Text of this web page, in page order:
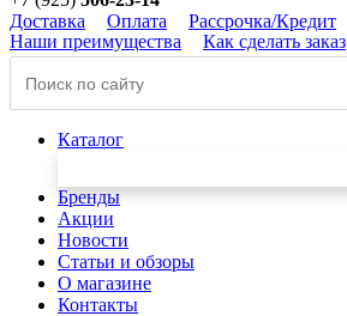
Доставка
Оплата Рассрочка/Кредит
Наши преимущества
Как сделать заказ
Каталог
Бренды
Акции
Новости
Статьи и обзоры
О магазине
Контакты